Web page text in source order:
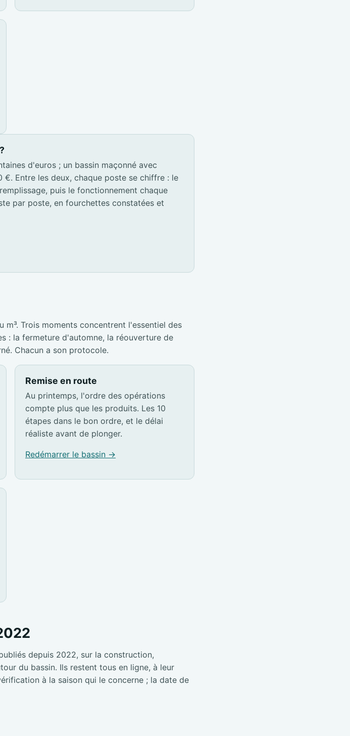
d'euros ; un bassin maçonné avec
Entre les deux, chaque poste se chiffre : le
puis le fonctionnement chaque
par poste, en fourchettes constatées et
m³. Trois moments concentrent l'essentiel des
: la fermeture d'automne, la réouverture de
Chacun a son protocole.
Remise en route
Au printemps, l'ordre des opérations
compte plus que les produits. Les 10
étapes dans le bon ordre, et le délai
réaliste avant de plonger.
Redémarrer le bassin →
depuis 2022, sur la construction,
du bassin. Ils restent tous en ligne, à leur
à la saison qui le concerne ; la date de